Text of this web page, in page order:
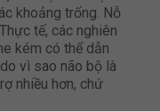
khoảng trống. Nỗ
tế, các nghiên
kém có thể dẫn
vì sao não bộ là
nhiều hơn, chứ